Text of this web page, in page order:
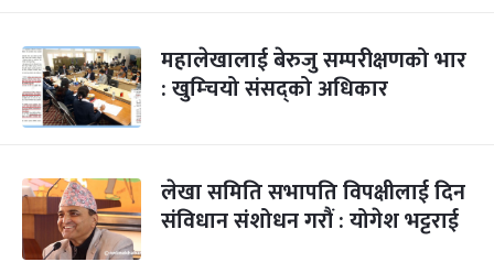
महालेखालाई बेरुजु सम्परीक्षणको भार
: खुम्चियो संसद्को अधिकार
लेखा समिति सभापति विपक्षीलाई दिन
संविधान संशोधन गरौं : योगेश भट्टराई